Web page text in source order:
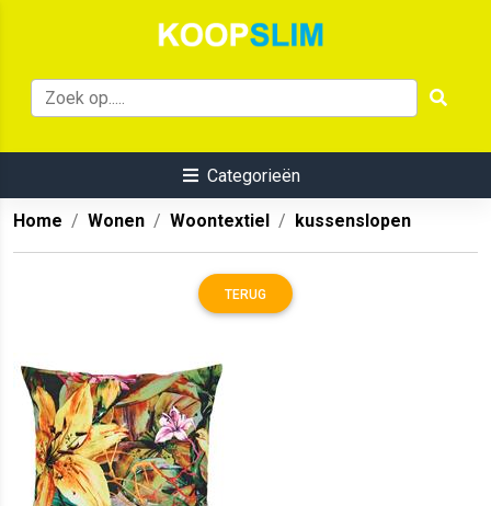
Categorieën
Home Wonen Woontextiel kussenslopen
TERUG